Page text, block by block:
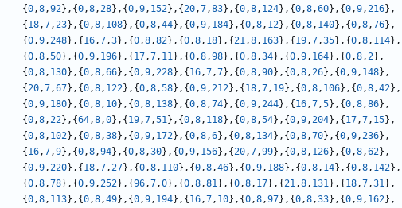
{0,8,92},{0,8,28},{0,9, 152},{20,7,83},{0,8, 124},{0,8,60},{0,9,216},
{ 18,7,23},{0,8, 108},{0,8,44},{0,9, 184},{0,8, 12},{0,8, 140},{0,8,76},
{0,9,248},{ 16,7,3},{0,8,82},{0,8, 18},{21,8, 163},{ 19,7,35},{0,8, 114},
{0,8,50},{0,9, 196},{ 17,7, 11},{0,8,98},{0,8,34},{0,9, 164},{0,8,2},
{0,8, 130},{0,8,66},{0,9,228},{ 16,7,7},{0,8,90},{0,8,26},{0,9, 148},
{20,7,67},{0,8, 122},{0,8,58},{0,9,212},{ 18,7, 19},{0,8, 106},{0,8,42},
{0,9, 180},{0,8, 10},{0,8, 138},{0,8,74},{0,9,244},{ 16,7,5},{0,8,86},
{0,8,22},{64,8,0},{ 19,7,51},{0,8, 118},{0,8,54},{0,9,204},{ 17,7, 15},
{0,8, 102},{0,8,38},{0,9, 172},{0,8,6},{0,8, 134},{0,8,70},{0,9,236},
{ 16,7,9},{0,8,94},{0,8,30},{0,9, 156},{20,7,99},{0,8, 126},{0,8,62},
{0,9,220},{ 18,7,27},{0,8, 110},{0,8,46},{0,9, 188},{0,8, 14},{0,8, 142},
{0,8,78},{0,9,252},{96,7,0},{0,8,81},{0,8, 17},{21,8, 131},{ 18,7,31},
{0,8, 113},{0,8,49},{0,9, 194},{ 16,7, 10},{0,8,97},{0,8,33},{0,9, 162},